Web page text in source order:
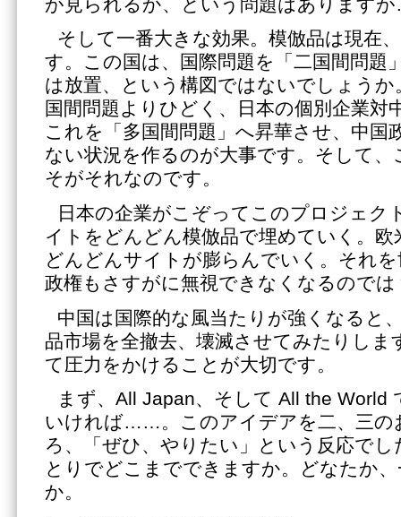
が見られるか、という問題はあります
そして一番大きな効果。模倣品は現在
す。この国は、国際問題を「二国間問題
は放置、という構図ではないでしょうか
国間問題よりひどく、日本の個別企業対
これを「多国間問題」へ昇華させ、中国
ない状況を作るのが大事です。そして
そがそれなのです。
日本の企業がこぞってこのプロジェク
イトをどんどん模倣品で埋めていく。欧
どんどんサイトが膨らんでいく。それ
政権もさすがに無視できなくなるのでは
中国は国際的な風当たりが強くなると
品市場を全撤去、壊滅させてみたりしま
て圧力をかけることが大切です。
まず、All Japan、そして All the World
いければ……。このアイデアを二、三の
ろ、「ぜひ、やりたい」という反応で
とりでどこまでできますか。どなたか
か。